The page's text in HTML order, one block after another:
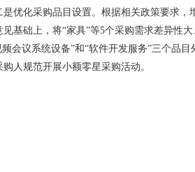
是优化采购品目设置。根据相关政策要求，
见基础上，将“家具”等5个采购需求差异性
频会议系统设备”和“软件开发服务”三个品
购人规范开展小额零星采购活动。